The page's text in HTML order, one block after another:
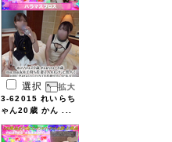
選択
3-62015 れいらち
ゃん20歳 かん ...